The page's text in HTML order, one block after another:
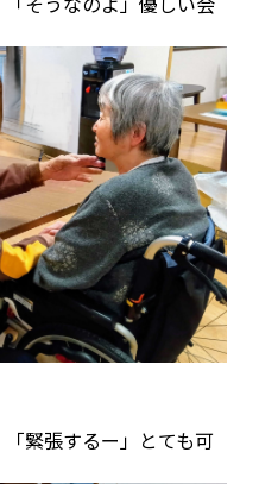
「緊張するー」とても可